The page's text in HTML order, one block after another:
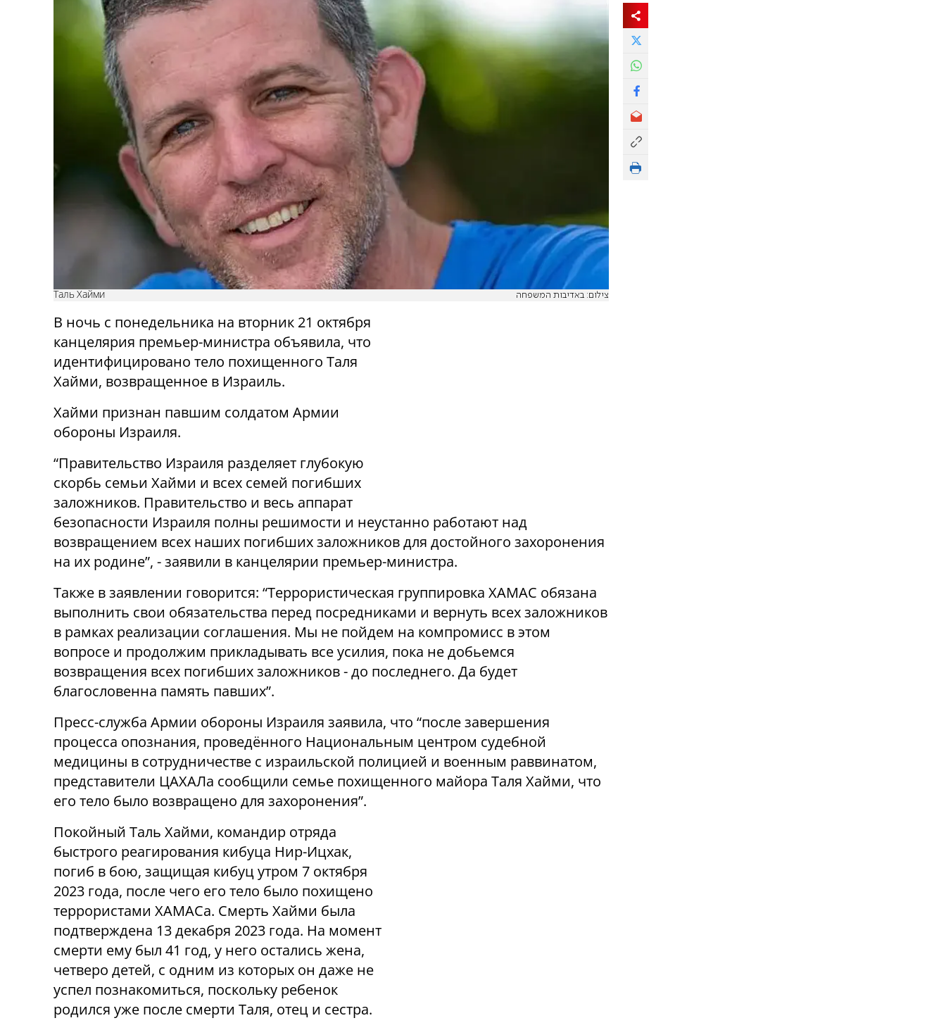
Таль Хайми צילום: באדיבות המשפחה
В ночь с понедельника на вторник 21 октября
канцелярия премьер-министра объявила, что
идентифицировано тело похищенного Таля
Хайми, возвращенное в Израиль.
Хайми признан павшим солдатом Армии
обороны Израиля.
“Правительство Израиля разделяет глубокую
скорбь семьи Хайми и всех семей погибших
заложников. Правительство и весь аппарат
безопасности Израиля полны решимости и неустанно работают над
возвращением всех наших погибших заложников для достойного захоронения
на их родине”, - заявили в канцелярии премьер-министра.
Также в заявлении говорится: “Террористическая группировка ХАМАС обязана
выполнить свои обязательства перед посредниками и вернуть всех заложников
в рамках реализации соглашения. Мы не пойдем на компромисс в этом
вопросе и продолжим прикладывать все усилия, пока не добьемся
возвращения всех погибших заложников - до последнего. Да будет
благословенна память павших”.
Пресс-служба Армии обороны Израиля заявила, что “после завершения
процесса опознания, проведённого Национальным центром судебной
медицины в сотрудничестве с израильской полицией и военным раввинатом,
представители ЦАХАЛа сообщили семье похищенного майора Таля Хайми, что
его тело было возвращено для захоронения”.
Покойный Таль Хайми, командир отряда
быстрого реагирования кибуца Нир-Ицхак,
погиб в бою, защищая кибуц утром 7 октября
2023 года, после чего его тело было похищено
террористами ХАМАСа. Смерть Хайми была
подтверждена 13 декабря 2023 года. На момент
смерти ему был 41 год, у него остались жена,
четверо детей, с одним из которых он даже не
успел познакомиться, поскольку ребенок
родился уже после смерти Таля, отец и сестра.